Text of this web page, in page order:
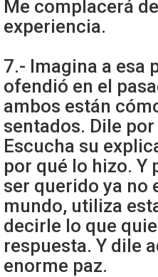
Me complacerá
experiencia.
7.- Imagina a esa
ofendió en el
ambos están
sentados. Dile
Escucha su
por qué lo hizo. Y
ser querido ya no
mundo, utiliza
decirle lo que
respuesta. Y dile
enorme paz.